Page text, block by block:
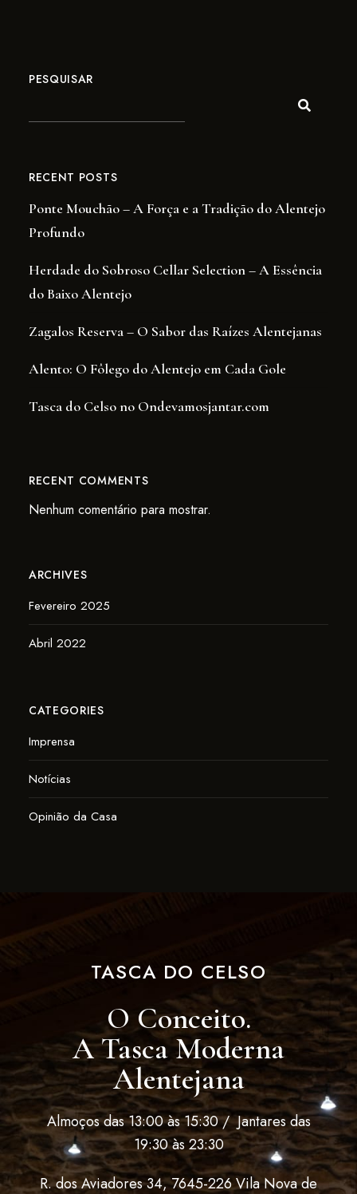
PESQUISAR
RECENT POSTS
Ponte Mouchão – A Força e a Tradição do Alentejo
Profundo
Herdade do Sobroso Cellar Selection – A Essência
do Baixo Alentejo
Zagalos Reserva – O Sabor das Raízes Alentejanas
Alento: O Fôlego do Alentejo em Cada Gole
Tasca do Celso no Ondevamosjantar.com
RECENT COMMENTS
Nenhum comentário para mostrar.
ARCHIVES
Fevereiro 2025
Abril 2022
CATEGORIES
Imprensa
Notícias
Opinião da Casa
TASCA DO CELSO
O Conceito.
A Tasca Moderna
Alentejana
Almoços das 13:00 às 15:30 / Jantares das
19:30 às 23:30
R. dos Aviadores 34, 7645-226 Vila Nova de